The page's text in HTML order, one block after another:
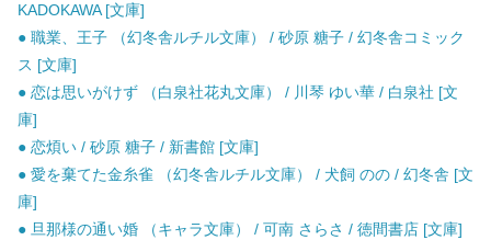
KADOKAWA [文庫]
● 職業、王子 （幻冬舎ルチル文庫） / 砂原 糖子 / 幻冬舎コミック
ス [文庫]
● 恋は思いがけず （白泉社花丸文庫） / 川琴 ゆい華 / 白泉社 [文
庫]
● 恋煩い / 砂原 糖子 / 新書館 [文庫]
● 愛を棄てた金糸雀 （幻冬舎ルチル文庫） / 犬飼 のの / 幻冬舎 [文
庫]
● 旦那様の通い婚 （キャラ文庫） / 可南 さらさ / 徳間書店 [文庫]